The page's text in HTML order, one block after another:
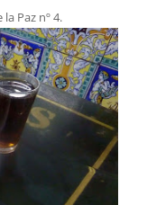
Paz nº 4.